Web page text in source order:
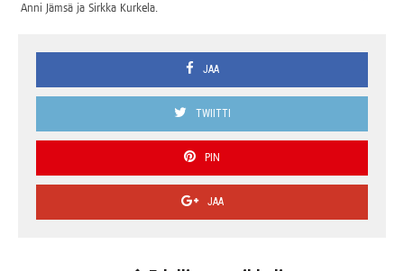
Anni Jäm­sä ja Sirk­ka Kurkela.
JAA
TWIITTI
PIN
JAA